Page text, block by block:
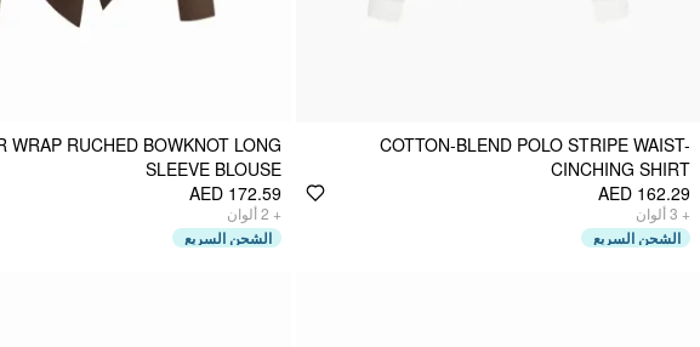
COTTON-BLEND POLO STRIPE WAIST-
CINCHING SHIRT
AED 162.29
+
3ألوان
الشحن السريع
WRAP RUCHED BOWKNOT LONG
SLEEVE BLOUSE
AED 172.59
+
2ألوان
الشحن السريع